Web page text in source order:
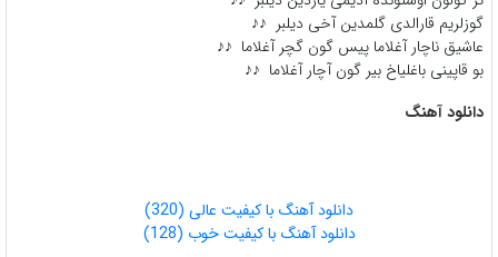
گوزلریم قارالدی گلمدین آخی دیلبر ♪♪
عاشیق ناچار آغلاما پیس گون گچر آغلاما ♪♪
بو قاپینی باغلیاخ بیر گون آچار آغلاما ♪♪
دانلود آهنگ
دانلود آهنگ با کیفیت عالی (320)
دانلود آهنگ با کیفیت خوب (128)